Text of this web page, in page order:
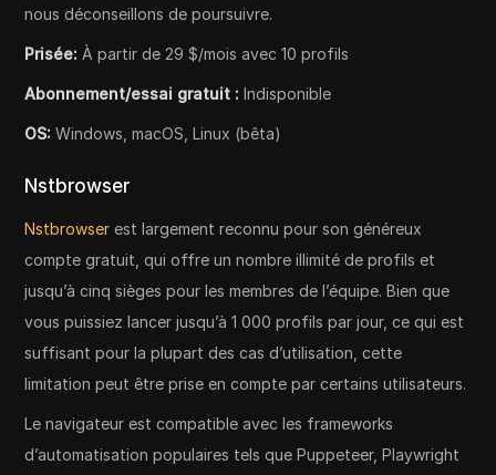
nous déconseillons de poursuivre.
Prisée: À partir de 29 $/mois avec 10 profils
Abonnement/essai gratuit : Indisponible
OS: Windows, macOS, Linux (bêta)
Nstbrowser
Nstbrowser est largement reconnu pour son généreux
compte gratuit, qui offre un nombre illimité de profils et
jusqu’à cinq sièges pour les membres de l’équipe. Bien que
vous puissiez lancer jusqu’à 1 000 profils par jour, ce qui est
suffisant pour la plupart des cas d’utilisation, cette
limitation peut être prise en compte par certains utilisateurs.
Le navigateur est compatible avec les frameworks
d’automatisation populaires tels que Puppeteer, Playwright